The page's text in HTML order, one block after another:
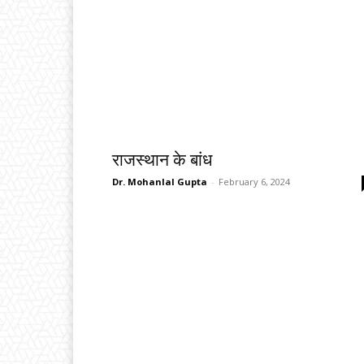
राजस्थान के बांध
Dr. Mohanlal Gupta - February 6, 2024